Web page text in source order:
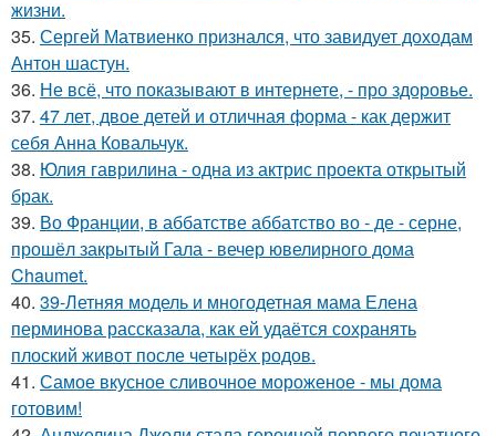
жизни.
35. Сергей Матвиенко признался, что завидует доходам
Антон шастун.
36. Не всё, что показывают в интернете, - про здоровье.
37. 47 лет, двое детей и отличная форма - как держит
себя Анна Ковальчук.
38. Юлия гаврилина - одна из актрис проекта открытый
брак.
39. Во Франции, в аббатстве аббатство во - де - серне,
прошёл закрытый Гала - вечер ювелирного дома
Chaumet.
40. 39-Летняя модель и многодетная мама Елена
перминова рассказала, как ей удаётся сохранять
плоский живот после четырёх родов.
41. Самое вкусное сливочное мороженое - мы дома
готовим!